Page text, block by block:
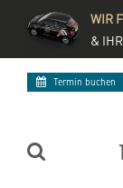
WIR
&
Termin buchen